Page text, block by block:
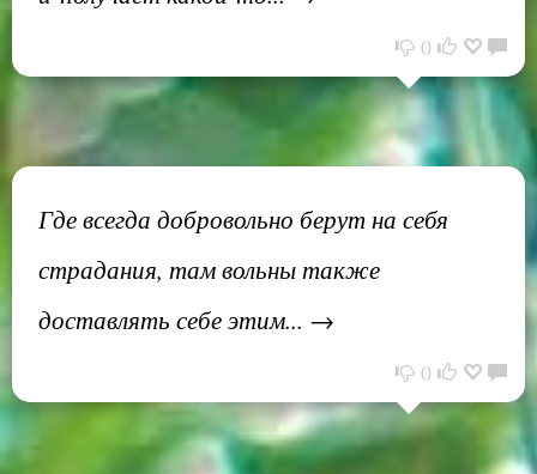
0
Где всегда добровольно берут на себя
страдания, там вольны также
доставлять себе этим... →
0